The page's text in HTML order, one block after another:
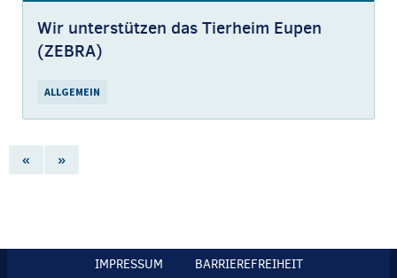
Wir unterstützen das Tierheim Eupen
(ZEBRA)
ALLGEMEIN
« »
IMPRESSUM BARRIEREFREIHEIT